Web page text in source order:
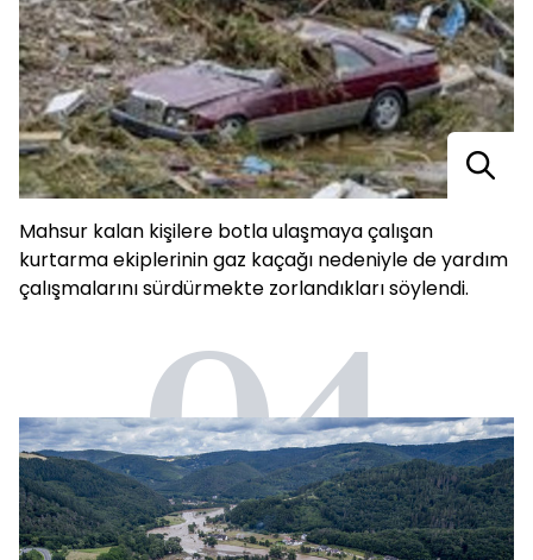
Mahsur kalan kişilere botla ulaşmaya çalışan
kurtarma ekiplerinin gaz kaçağı nedeniyle de yardım
çalışmalarını sürdürmekte zorlandıkları söylendi.
04